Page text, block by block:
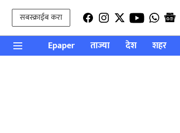
सबस्क्राईब करा
Epaper ताज्या देश शहर